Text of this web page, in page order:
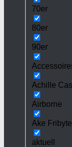
70er
80er
90er
Achille
Airborne
Ake
aktuell